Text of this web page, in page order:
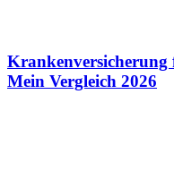
Krankenversicherung
Mein Vergleich 2026